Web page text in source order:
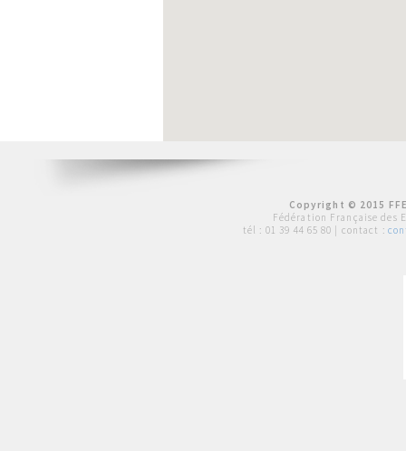
Copyright © 2015
Fédération Française des
tél : 01 39 44 65 80 | contact :